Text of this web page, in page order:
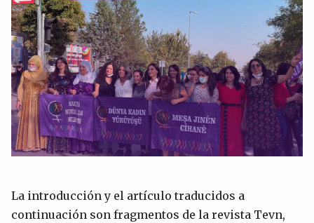
La introducción y el artículo traducidos a
continuación son fragmentos de la revista Tevn,